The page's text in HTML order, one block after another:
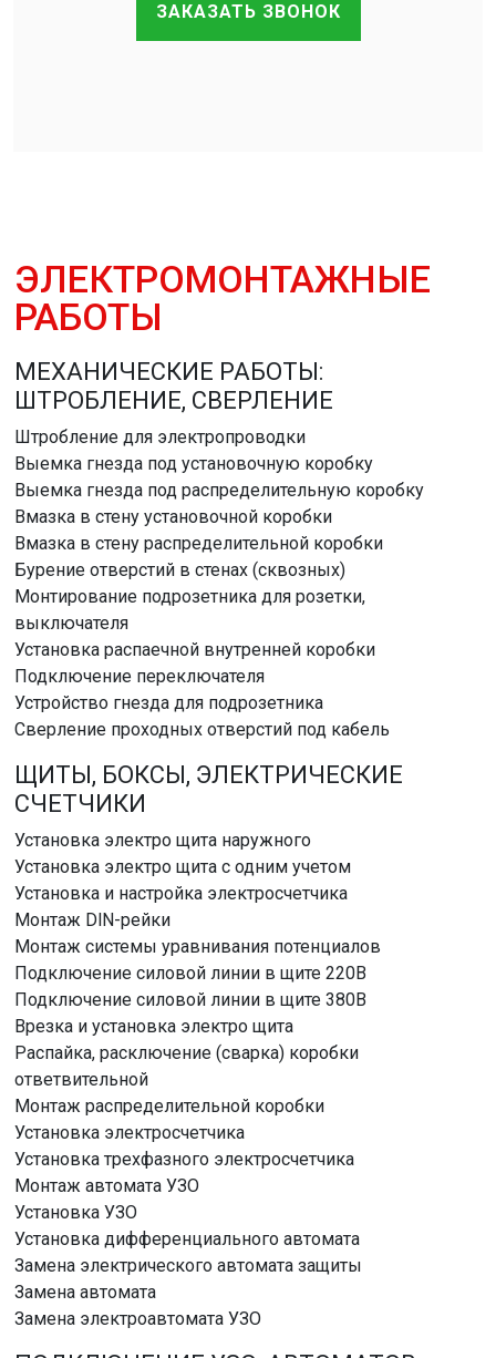
ЗАКАЗАТЬ ЗВОНОК
ЭЛЕКТРОМОНТАЖНЫЕ
РАБОТЫ
МЕХАНИЧЕСКИЕ РАБОТЫ:
ШТРОБЛЕНИЕ, СВЕРЛЕНИЕ
Штробление для электропроводки
Выемка гнезда под установочную коробку
Выемка гнезда под распределительную коробку
Вмазка в стену установочной коробки
Вмазка в стену распределительной коробки
Бурение отверстий в стенах (сквозных)
Монтирование подрозетника для розетки,
выключателя
Установка распаечной внутренней коробки
Подключение переключателя
Устройство гнезда для подрозетника
Сверление проходных отверстий под кабель
ЩИТЫ, БОКСЫ, ЭЛЕКТРИЧЕСКИЕ
СЧЕТЧИКИ
Установка электро щита наружного
Установка электро щита с одним учетом
Установка и настройка электросчетчика
Монтаж DlN-рейки
Монтаж системы уравнивания потенциалов
Подключение силовой линии в щите 220В
Подключение силовой линии в щите 380В
Врезка и установка электро щита
Распайка, расключение (сварка) коробки
ответвительной
Монтаж распределительной коробки
Установка электросчетчика
Установка трехфазного электросчетчика
Монтаж автомата УЗО
Установка УЗО
Установка дифференциального автомата
Замена электрического автомата защиты
Замена автомата
Замена электроавтомата УЗО